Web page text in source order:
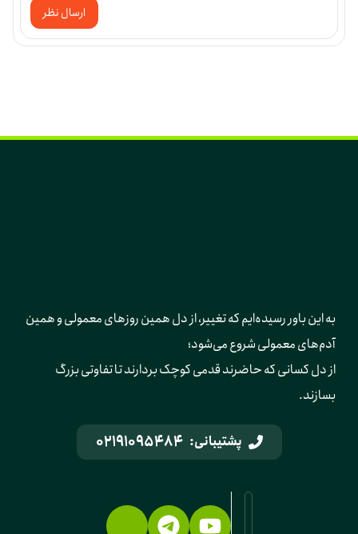
ارسال نظر
به این باور رسیده‌ایم که تغییر، از دل همین روزهای معمولی و همین
آدم‌های معمولی شروع می‌شود؛
از دل کسانی که حاضرند قدمی کوچک بردارند تا تفاوتی بزرگ
بسازند.
پشتیبانی: 02191095484